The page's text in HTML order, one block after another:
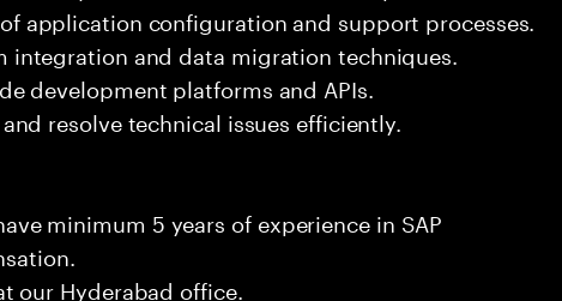
application configuration and support processes.
integration and data migration techniques.
development platforms and APIs.
resolve technical issues efficiently.
minimum 5 years of experience in SAP
our Hyderabad office.